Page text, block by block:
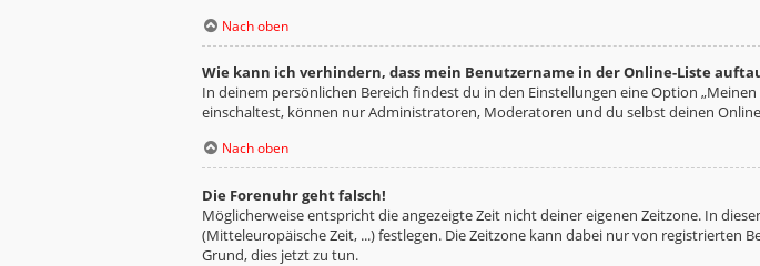
Nach oben
Wie kann ich verhindern, dass mein Benutzername in der Online-Liste
In deinem persönlichen Bereich findest du in den Einstellungen eine Option
einschaltest, können nur Administratoren, Moderatoren und du selbst deinen
Nach oben
Die Forenuhr geht falsch!
Möglicherweise entspricht die angezeigte Zeit nicht deiner eigenen Zeitzone. In
(Mitteleuropäische Zeit, ...) festlegen. Die Zeitzone kann dabei nur von
Grund, dies jetzt zu tun.